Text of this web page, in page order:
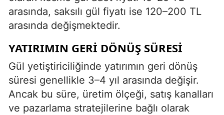
arasında, saksılı gül fiyatı ise 120–200 TL
arasında değişmektedir.
YATIRIMIN GERI DÖNÜŞ SÜRESI
Gül yetiştiriciliğinde yatırımın geri dönüş
süresi genellikle 3–4 yıl arasında değişir.
Ancak bu süre, üretim ölçeği, satış kanalları
ve pazarlama stratejilerine bağlı olarak